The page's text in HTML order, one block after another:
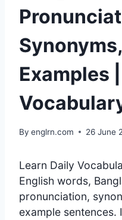
Examples
By englrn.com 26 June
Learn Daily
English words,
pronunciation,
example sentences.